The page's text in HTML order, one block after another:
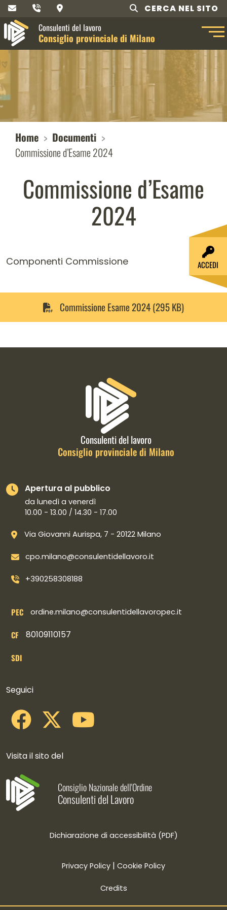
CERCA NEL SITO
Consulenti del lavoro
Consiglio provinciale di Milano
Home
Documenti
Commissione d’Esame 2024
Commissione d’Esame
2024
Componenti Commissione
Commissione Esame 2024 (295 KB)
Informazioni di contatto e link
Consulenti del lavoro
Consiglio provinciale di Milano
Apertura al pubblico
da lunedì a venerdì
10.00 - 13.00 / 14.30 - 17.00
Via Giovanni Aurispa, 7 - 20122 Milano
cpo.milano@consulentidellavoro.it
+390258308188
PEC ordine.milano@consulentidellavoropec.it
CF 80109110157
SDI
Seguici
Visita il sito del
Consiglio Nazionale dell'Ordine
Consulenti del Lavoro
Dichiarazione di accessibilità (PDF)
Privacy Policy | Cookie Policy
Credits
ACCEDI